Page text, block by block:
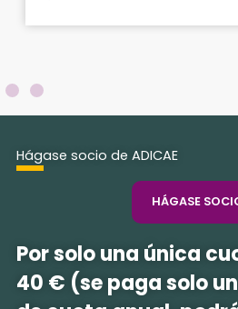
Hágase socio de ADICAE
HÁGASE
Por solo una única
40 € (se paga solo